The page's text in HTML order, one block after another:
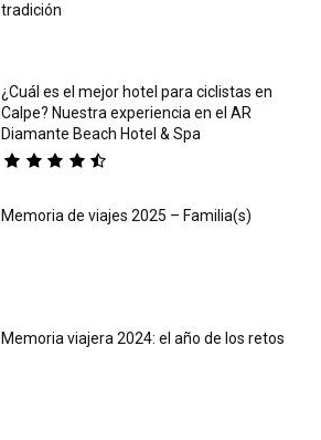
tradición
¿Cuál es el mejor hotel para ciclistas en
Calpe? Nuestra experiencia en el AR
Diamante Beach Hotel & Spa
Memoria de viajes 2025 – Familia(s)
Memoria viajera 2024: el año de los retos